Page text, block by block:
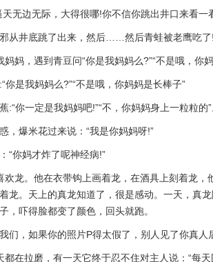
边无际，大得很哪!你不信你跳出井口来看一
井底跳了出来，然后……然后青蛙被老鹰吃
，遇到青豆问“你是我妈妈么?”“不是哦，你
是我妈妈么?”“不是哦，你妈妈是长棒子”
你一定是我妈妈吧!”“不，你妈妈身上一粒粒的
爆米花过来说：“我是你妈妈呀!”
你妈才炸了呢神经病!”
。他在衣带钩上画着龙，在酒具上刻着龙，
龙。天上的真龙知道了，很是感动。一天，真
，吓得脸都变了颜色，回头就跑。
，如果你的照片P得太假了，别人见了你真人
拉磨，有一天它终于忍不住对主人说：“每天